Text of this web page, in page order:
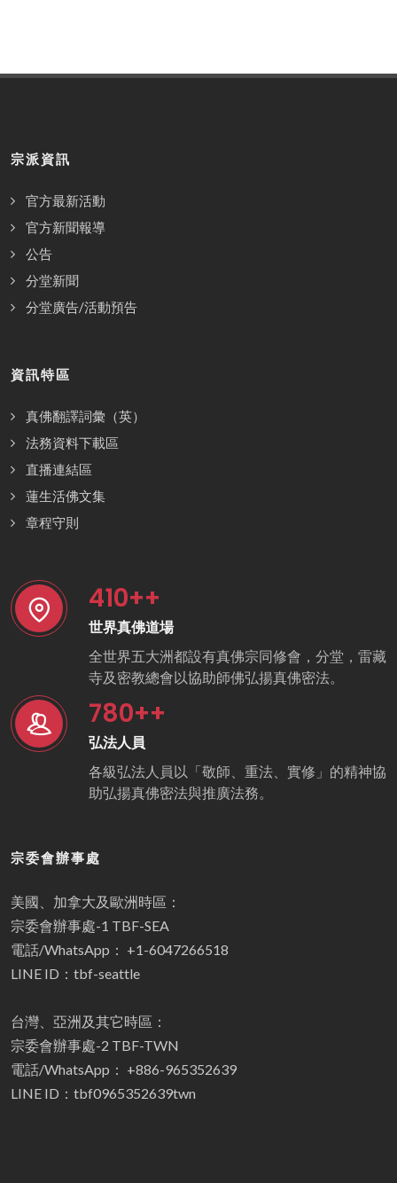
宗派資訊
官方最新活動
官方新聞報導
公告
分堂新聞
分堂廣告/活動預告
資訊特區
真佛翻譯詞彙（英）
法務資料下載區
直播連結區
蓮生活佛文集
章程守則
410++
世界真佛道場
全世界五大洲都設有真佛宗同修會，分堂，雷藏
寺及密教總會以協助師佛弘揚真佛密法。
780++
弘法人員
各級弘法人員以「敬師、重法、實修」的精神協
助弘揚真佛密法與推廣法務。
宗委會辦事處
美國、加拿大及歐洲時區：
宗委會辦事處-1 TBF-SEA
電話/WhatsApp： +1-6047266518
LINE ID：tbf-seattle
台灣、亞洲及其它時區：
宗委會辦事處-2 TBF-TWN
電話/WhatsApp： +886-965352639
LINE ID：tbf0965352639twn